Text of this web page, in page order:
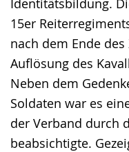
15er
nach dem Ende
Auflösung des
Neben dem
Soldaten war es
der Verband durch
beabsichtigte.